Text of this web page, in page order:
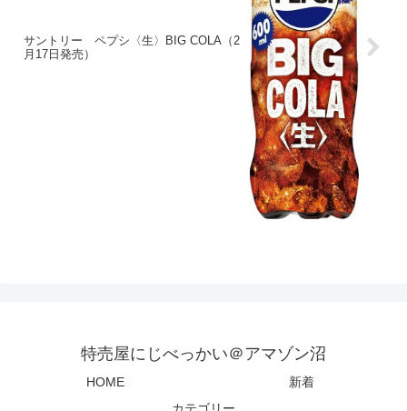
サントリー ペプシ〈生〉BIG COLA（2
月17日発売）
特売屋にじべっかい＠アマゾン沼
HOME
新着
カテゴリー